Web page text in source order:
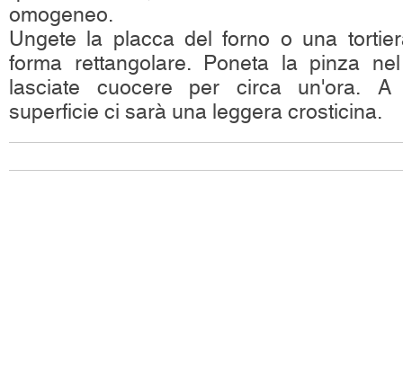
omogeneo.
Ungete la placca del forno o una
forma rettangolare. Poneta la pinza
lasciate cuocere per circa un'ora.
superficie ci sarà una leggera crosticina.